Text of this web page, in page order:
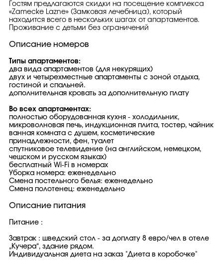
Гостям предлагаются скидки на посещение комплекса
«Zamecke Lazne» (Замковая лечебница), который
находится всего в нескольких шагах от апартаментов.
Проживание с детьми без ограничений
Описание номеров
Типы апартаментов:
два вида апартаментов (для некурящих)
двух и четырехместные апартаменты с зоной отдыха,
гостиной и спальней.
дополнительная кровать за дополнительную плату
Во всех апартаментах:
полностью оборудованная кухня - холодильник,
микроволновая печь, индукционная плита, тостер, чайник
ванная комната с душем, косметические
принадлежности, фен, туалет
спутниковое телевидение (на английском, немецком,
чешском и русском языках)
бесплатный Wi-Fi в номерах
Уборка номера: еженедельно
Смена постельного белья: еженедельно
Смена полотенец: еженедельно
Описание питания
Питание :
Завтрак : шведский стол - за доплату 8 евро/чел в отеле
„Кучера“, здание рядом.
Индивидуальная диета на заказ "Диета в коробочке"